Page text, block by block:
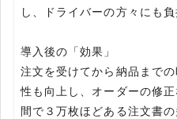
し、ドライバーの方々にも負
導入後の「効果」
注文を受けてから納品まで
性も向上し、オーダーの修
間で３万枚ほどある注文書